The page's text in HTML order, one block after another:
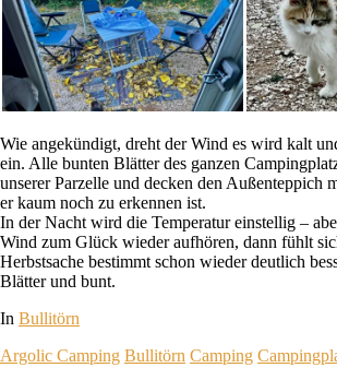
Wie angekündigt, dreht der Wind es wird kalt
ein. Alle bunten Blätter des ganzen
unserer Parzelle und decken den Außenteppich
er kaum noch zu erkennen ist.
In der Nacht wird die Temperatur einstellig –
Wind zum Glück wieder aufhören, dann fühlt
Herbstsache bestimmt schon wieder deutlich
Blätter und bunt.
In Bullitörn
Argolic Camping Bullitörn Camping